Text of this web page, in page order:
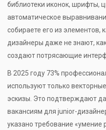
библиотеки иконок, шрифты,
автоматическое
собираете его из элементов,
дизайнеры даже не знают,
создают потрясающие
В 2025 году 73%
используют только
эскизы. Это подтверждают
вакансиям для junior-
указано требование «умение